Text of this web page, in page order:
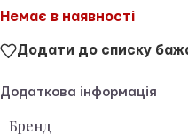
Немає в наявності
Додати до списку
Додаткова інформація
Бренд